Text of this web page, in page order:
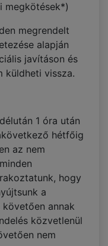
megkötések*)
megrendelt
alapján
javításon és
küldheti vissza.
1 óra után
hétfőig
az nem
hogy
a
annak
közvetlenül
nem